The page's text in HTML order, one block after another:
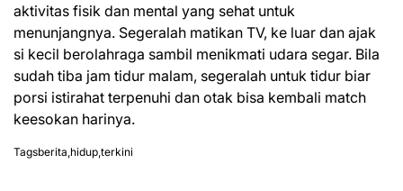
aktivitas fisik dan mental yang sehat untuk
menunjangnya. Segeralah matikan TV, ke luar dan ajak
si kecil berolahraga sambil menikmati udara segar. Bila
sudah tiba jam tidur malam, segeralah untuk tidur biar
porsi istirahat terpenuhi dan otak bisa kembali match
keesokan harinya.
Tagsberita,hidup,terkini